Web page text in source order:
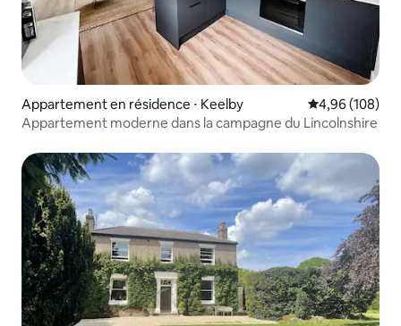
Appartement en résidence ⋅ Keelby Évaluation
4,96 (108)
Appartement moderne dans la campagne du Lincolnshire